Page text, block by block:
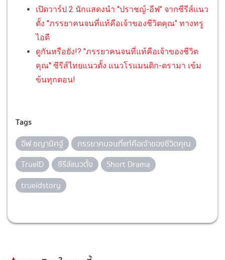
เปิดวาร์ป 2 นักแสดงนำ "ปราชญ์-อีฟ" จากซีรีส์แนว
ตั้ง "ภรรยาคนจนที่แท้คือเจ้าของชีวิตคุณ" ทางทรู
ไอดี
ดูกันหรือยัง!? "ภรรยาคนจนที่แท้คือเจ้าของชีวิต
คุณ" ซีรีส์ไทยแนวตั้ง แนวโรแมนติก-ดรามา เข้ม
ข้นทุกตอน!
Tags
อีฟ ชญานิศฐ์
ภรรยาคนจนที่แท้คือเจ้าของชีวิตคุณ
TrueID
ซีรีส์แนวตั้ง
Short Drama
trueidstory